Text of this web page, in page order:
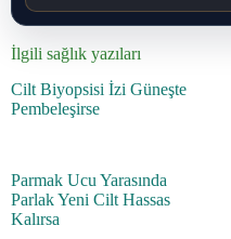
İlgili sağlık yazıları
Cilt Biyopsisi İzi Güneşte
Pembeleşirse
Parmak Ucu Yarasında
Parlak Yeni Cilt Hassas
Kalırsa